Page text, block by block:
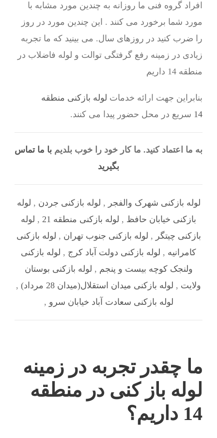
افراد گروه فنی ما روزانه به چندین مورد مشابه با
مورد شما برخورد می کنند . این چندین مورد در روز
را ضرب کنید در روزهای سال. می بینید که ما تجربه
زیادی در زمینه رفع گرفتگی توالت و لوله فاضلاب در
منطقه 14 داریم
بنابراین جهت ارائه خدمات لوله بازکنی منطقه
14 سریع در محل حضور پیدا می کنند.
به ما اعتماد کنید. ما کار خود را خوب بلدیم با ما تماس
بگیرید
لوله بازکنی شهرک والفجر , لوله بازکنی جردن , لوله
بازکنی خیابان حافظ , لوله بازکنی منطقه 21 , لوله
بازکنی چیتگر , لوله بازکنی جنوب تهران , لوله بازکنی
کامرانیه , لوله بازکنی دولت آباد کرج , لوله بازکنی
ولنجک کوچه بیست و پنجم , لوله بازکنی بوستان
ولایت , لوله بازکنی میدان استقلال(میدان 28 مرداد)
,
لوله بازکنی سعادت آباد خیابان سرو ,
ما چقدر تجربه در زمینه
لوله باز کنی در منطقه
14 داریم؟